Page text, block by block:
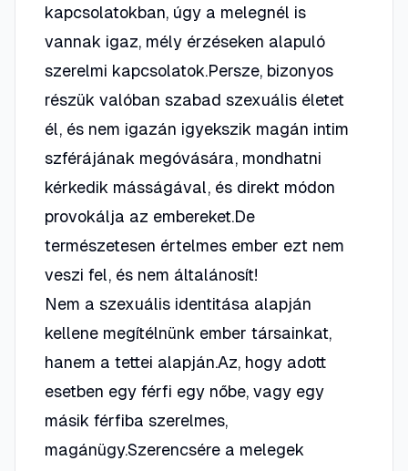
kapcsolatokban, úgy a melegnél is
vannak igaz, mély érzéseken alapuló
szerelmi kapcsolatok.Persze, bizonyos
részük valóban szabad szexuális életet
él, és nem igazán igyekszik magán intim
szférájának megóvására, mondhatni
kérkedik másságával, és direkt módon
provokálja az embereket.De
természetesen értelmes ember ezt nem
veszi fel, és nem általánosít!
Nem a szexuális identitása alapján
kellene megítélnünk ember társainkat,
hanem a tettei alapján.Az, hogy adott
esetben egy férfi egy nőbe, vagy egy
másik férfiba szerelmes,
magánügy.Szerencsére a melegek